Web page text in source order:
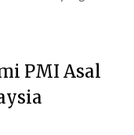
PMI Asal